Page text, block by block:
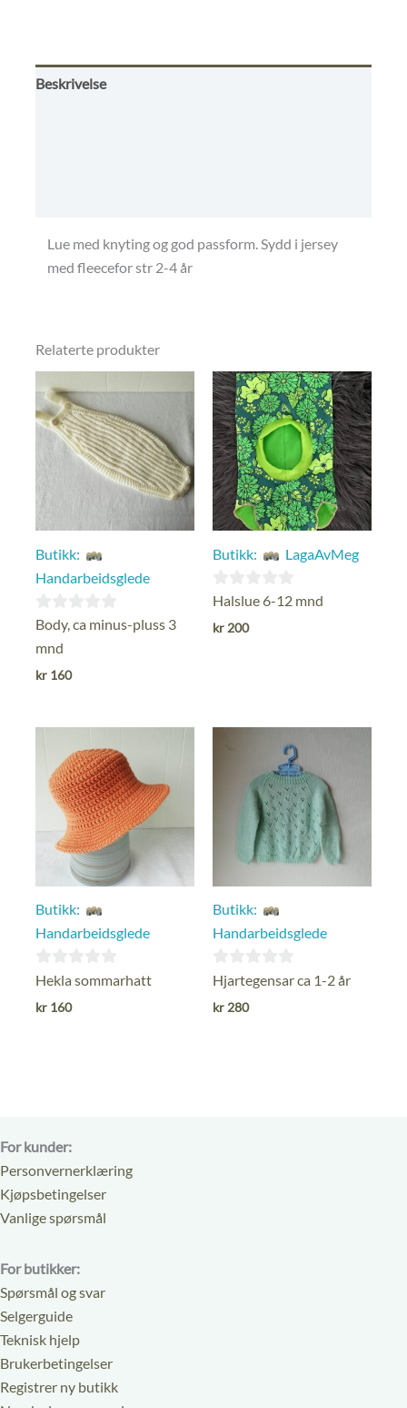
Beskrivelse
Lue med knyting og god passform. Sydd i jersey
med fleecefor str 2-4 år
Relaterte produkter
Butikk:
Handarbeidsglede
0
ut
av
Body, ca minus-pluss 3
mnd
kr 160
Butikk: LagaAvMeg
0
ut
Halslue 6-12 mnd
kr 200
Butikk:
Handarbeidsglede
0
ut
Hekla sommarhatt
kr 160
Butikk:
Handarbeidsglede
0
ut
Hjartegensar ca 1-2 år
kr 280
For kunder:
Personvernerklæring
Kjøpsbetingelser
Vanlige spørsmål
For butikker:
Spørsmål og svar
Selgerguide
Teknisk hjelp
Brukerbetingelser
Registrer ny butikk